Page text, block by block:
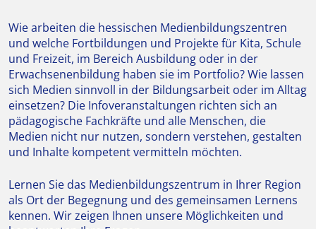
Wie arbeiten die hessischen Medienbildungszentren
und welche Fortbildungen und Projekte für Kita, Schule
und Freizeit, im Bereich Ausbildung oder in der
Erwachsenenbildung haben sie im Portfolio? Wie lassen
sich Medien sinnvoll in der Bildungsarbeit oder im Alltag
einsetzen? Die Infoveranstaltungen richten sich an
pädagogische Fachkräfte und alle Menschen, die
Medien nicht nur nutzen, sondern verstehen, gestalten
und Inhalte kompetent vermitteln möchten.
Lernen Sie das Medienbildungszentrum in Ihrer Region
als Ort der Begegnung und des gemeinsamen Lernens
kennen. Wir zeigen Ihnen unsere Möglichkeiten und